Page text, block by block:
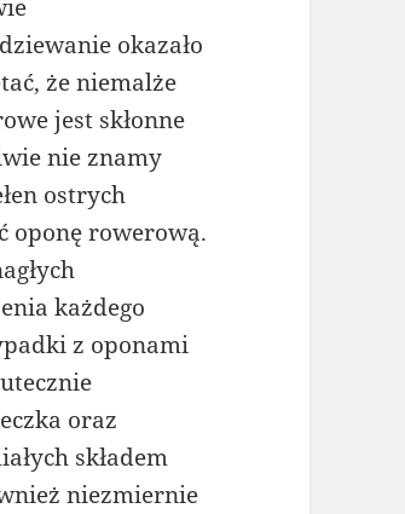
okazało
że niemalże
jest skłonne
nie znamy
ostrych
oponę rowerową.
każdego
z oponami
oraz
składem
niezmiernie